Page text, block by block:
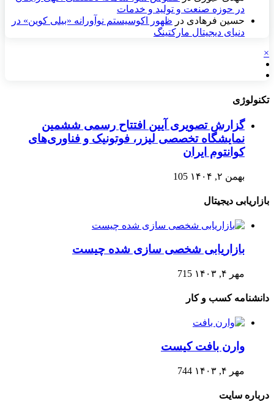
در حوزه صنعت و تولید و خدمات
حسین فرهادی در ظهور اکوسیستم نوآورانه «بیلی کوین» در
دنیای دیجیتال مارکتینگ
×
تکنولوژی
گزارش تصویری آیین افتتاح رسمی ششمین
نمایشگاه تخصصی لیزر، فوتونیک و فناوری‌های
کوانتوم ایران
بهمن ۲, ۱۴۰۴ 105
بازاریابی دیجیتال
بازاریابی شخصی سازی شده چیست
مهر ۴, ۱۴۰۳ 715
دانشنامه کسب و کار
وارن بافت کیست
مهر ۴, ۱۴۰۳ 744
درباره سایت